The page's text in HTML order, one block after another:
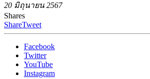
20 มิถุนายน 2567
Shares
ShareTweet
Facebook
Twitter
YouTube
Instagram